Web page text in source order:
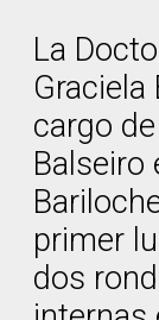
La
cargo
Balseiro
primer
dos